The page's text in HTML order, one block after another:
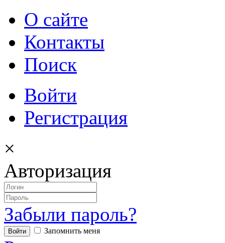
О сайте
Контакты
Поиск
Войти
Регистрация
×
Авторизация
Забыли пароль?
Запомнить меня